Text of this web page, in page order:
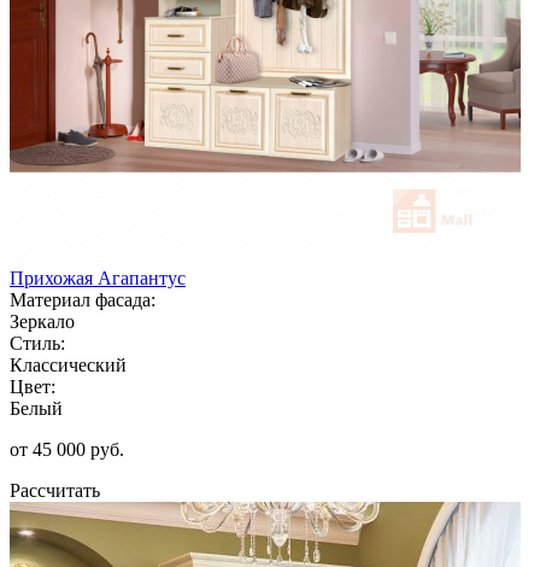
Прихожая Агапантус
Материал фасада:
Зеркало
Стиль:
Классический
Цвет:
Белый
от 45 000 руб.
Рассчитать